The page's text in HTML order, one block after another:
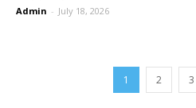
Admin - July 18, 2026
1 2 3